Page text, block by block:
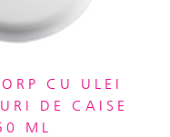
CU ULEI
DE CAISE
ML